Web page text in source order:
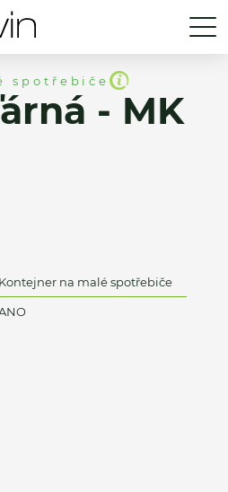
spotřebiče
- MK
Kontejner na malé spotřebiče